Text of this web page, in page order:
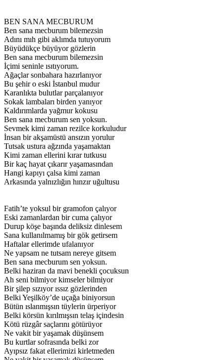
BEN SANA MECBURUM
Ben sana mecburum bilemezsin
Adını mıh gibi aklımda tutuyorum
Büyüdükçe büyüyor gözlerin
Ben sana mecburum bilemezsin
İçimi seninle ısıtıyorum.
Ağaçlar sonbahara hazırlanıyor
Bu şehir o eski İstanbul mudur
Karanlıkta bulutlar parçalanıyor
Sokak lambaları birden yanıyor
Kaldırımlarda yağmur kokusu
Ben sana mecburum sen yoksun.
Sevmek kimi zaman rezilce korkuludur
İnsan bir akşamüstü ansızın yorulur
Tutsak ustura ağzında yaşamaktan
Kimi zaman ellerini kırar tutkusu
Bir kaç hayat çıkarır yaşamasından
Hangi kapıyı çalsa kimi zaman
Arkasında yalnızlığın hınzır uğultusu
Fatih’te yoksul bir gramofon çalıyor
Eski zamanlardan bir cuma çalıyor
Durup köşe başında deliksiz dinlesem
Sana kullanılmamış bir gök getirsem
Haftalar ellerimde ufalanıyor
Ne yapsam ne tutsam nereye gitsem
Ben sana mecburum sen yoksun.
Belki haziran da mavi benekli çocuksun
Ah seni bilmiyor kimseler bilmiyor
Bir şilep sızıyor ıssız gözlerinden
Belki Yeşilköy’de uçağa biniyorsun
Bütün ıslanmışsın tüylerin ürperiyor
Belki körsün kırılmışsın telaş içindesin
Kötü rüzgâr saçlarını götürüyor
Ne vakit bir yaşamak düşünsem
Bu kurtlar sofrasında belki zor
Ayıpsız fakat ellerimizi kirletmeden